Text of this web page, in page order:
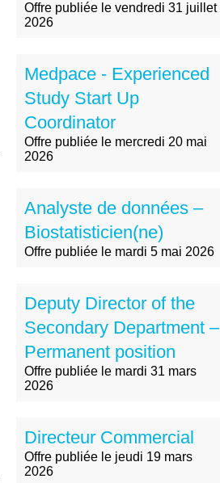
Offre publiée le vendredi 31 juillet
2026
Medpace - Experienced
Study Start Up
Coordinator
Offre publiée le mercredi 20 mai
2026
Analyste de données –
Biostatisticien(ne)
Offre publiée le mardi 5 mai 2026
Deputy Director of the
Secondary Department –
Permanent position
Offre publiée le mardi 31 mars
2026
Directeur Commercial
Offre publiée le jeudi 19 mars
2026